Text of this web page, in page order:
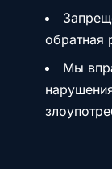
обратная
Мы